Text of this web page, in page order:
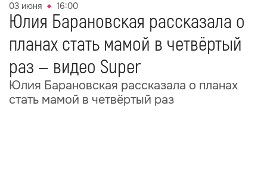
03 июня 16:00
Юлия Барановская рассказала о
планах стать мамой в четвёртый
раз — видео Super
Юлия Барановская рассказала о планах
стать мамой в четвёртый раз